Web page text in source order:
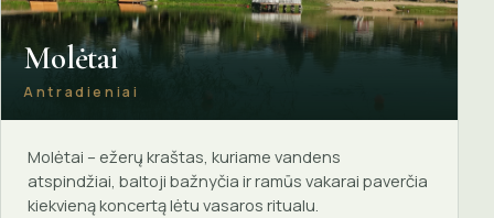
Molėtai
Antradieniai
Molėtai – ežerų kraštas, kuriame vandens
atspindžiai, baltoji bažnyčia ir ramūs vakarai paverčia
kiekvieną koncertą lėtu vasaros ritualu.